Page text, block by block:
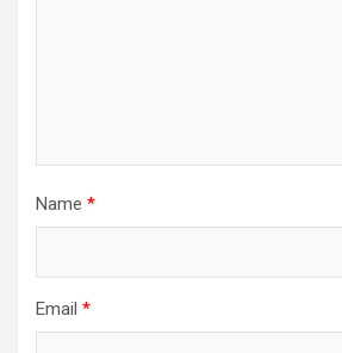
Name *
Email *